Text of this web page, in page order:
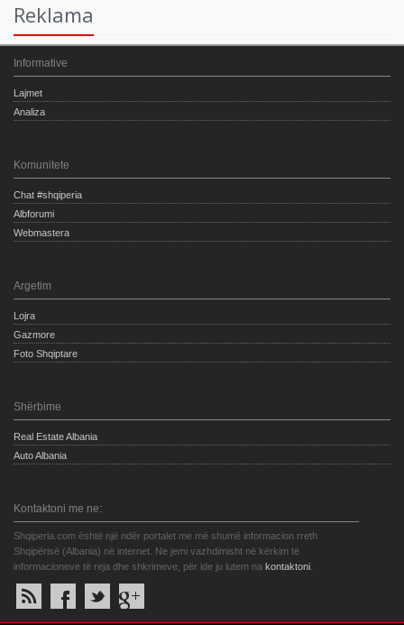
Reklama
Informative
Lajmet
Analiza
Komunitete
Chat #shqiperia
Albforumi
Webmastera
Argetim
Lojra
Gazmore
Foto Shqiptare
Shërbime
Real Estate Albania
Auto Albania
Kontaktoni me ne:
Shqiperia.com është një ndër portalet me më shumë informacion rreth
Shqipërisë (Albania) në internet. Ne jemi vazhdimisht në kërkim të
informacioneve të reja dhe shkrimeve, për ide ju lutem na kontaktoni